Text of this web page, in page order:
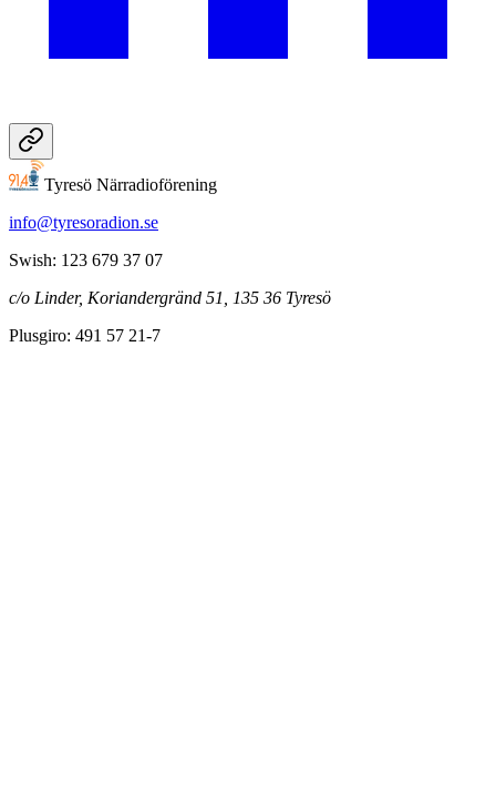
Tyresö Närradioförening
info@tyresoradion.se
Swish: 123 679 37 07
c/o Linder, Koriandergränd 51, 135 36 Tyresö
Plusgiro: 491 57 21-7